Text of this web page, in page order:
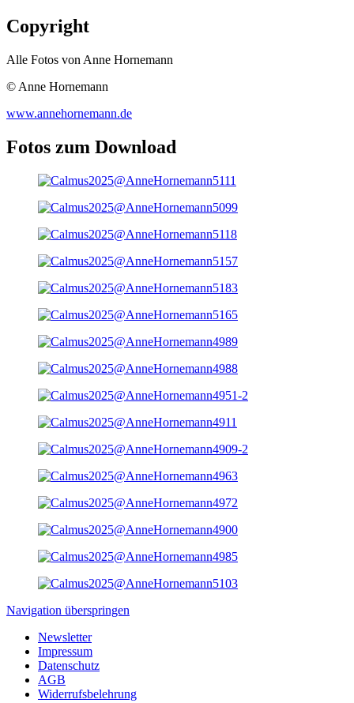
Copyright
Alle Fotos von Anne Hornemann
© Anne Hornemann
www.annehornemann.de
Fotos zum Download
Navigation überspringen
Newsletter
Impressum
Datenschutz
AGB
Widerrufsbelehrung